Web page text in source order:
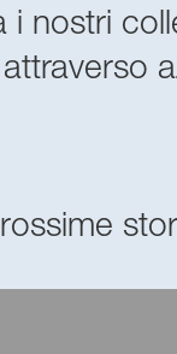
nostri